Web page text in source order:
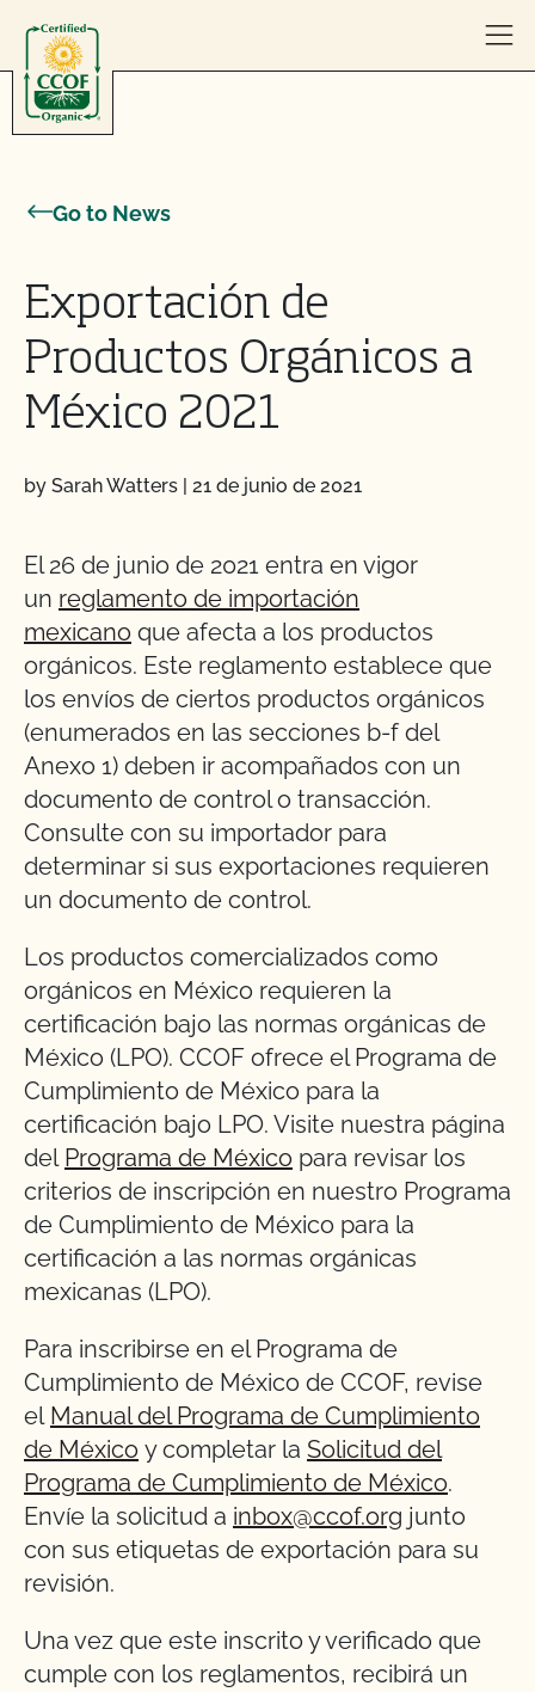
Go to News
Exportación de
Productos Orgánicos a
México 2021
by Sarah Watters | 21 de junio de 2021
El 26 de junio de 2021 entra en vigor
un reglamento de importación
mexicano que afecta a los productos
orgánicos. Este reglamento establece que
los envíos de ciertos productos orgánicos
(enumerados en las secciones b-f del
Anexo 1) deben ir acompañados con un
documento de control o transacción.
Consulte con su importador para
determinar si sus exportaciones requieren
un documento de control.
Los productos comercializados como
orgánicos en México requieren la
certificación bajo las normas orgánicas de
México (LPO). CCOF ofrece el Programa de
Cumplimiento de México para la
certificación bajo LPO. Visite nuestra página
del Programa de México para revisar los
criterios de inscripción en nuestro Programa
de Cumplimiento de México para la
certificación a las normas orgánicas
mexicanas (LPO).
Para inscribirse en el Programa de
Cumplimiento de México de CCOF, revise
el Manual del Programa de Cumplimiento
de México y completar la Solicitud del
Programa de Cumplimiento de México.
Envíe la solicitud a inbox@ccof.org junto
con sus etiquetas de exportación para su
revisión.
Una vez que este inscrito y verificado que
cumple con los reglamentos, recibirá un